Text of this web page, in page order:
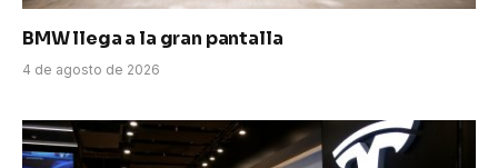
BMW llega a la gran pantalla
4 de agosto de 2026